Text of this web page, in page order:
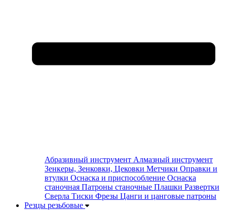
Абразивный инструмент Алмазный инструмент
Зенкеры, Зенковки, Цековки Метчики Оправки и
втулки Оснаска и приспособление Оснаска
станочная Патроны станочные Плашки Развертки
Сверла Тиски Фрезы Цанги и цанговые патроны
Резцы резьбовые